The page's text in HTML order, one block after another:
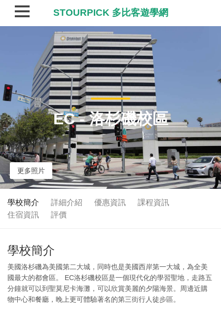
EC - 洛杉磯校區
更多照片
學校簡介 詳細介紹 優惠資訊
課程資訊
住宿資訊
評價
學校簡介
美國洛杉磯為美國第二大城，同時也是美國西岸第一大城，為全美
國最大的都會區。 EC洛杉磯校區是一個現代化的學習聖地，走路五
分鐘就可以到聖莫尼卡海灘，可以欣賞美麗的夕陽海景。周邊近購
物中心和餐廳，晚上更可體驗著名的第三街行人徒步區。
STOURPICK 多比客遊學網